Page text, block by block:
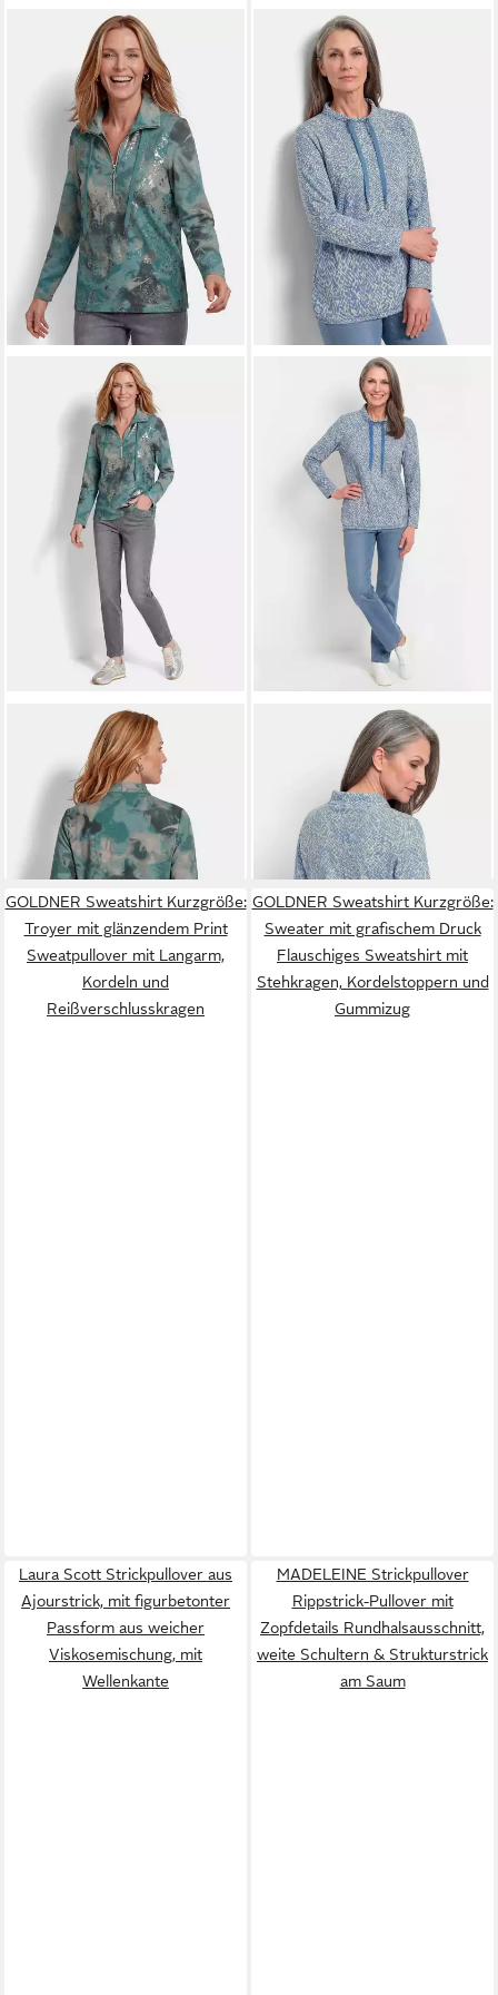
Sweatshirt Troyer
mit glänzendem Print
Sweatpullover mit Langarm,
Kordeln und
Reißverschlusskragen
ab 69,99 € UVP99,99 €
Sweatshirt
Sweater mit grafischem
Druck Flauschiges Sweatshirt
mit Stehkragen,
Kordelstoppern und
Gummizug
ab 55,99 € UVP79,99 €
GOLDNER Sweatshirt Kurzgröße:
Troyer mit glänzendem Print
Sweatpullover mit Langarm,
Kordeln und
Reißverschlusskragen
GOLDNER Sweatshirt Kurzgröße:
Sweater mit grafischem Druck
Flauschiges Sweatshirt mit
Stehkragen, Kordelstoppern und
Gummizug
Laura Scott Strickpullover aus
Ajourstrick, mit figurbetonter
Passform aus weicher
Viskosemischung, mit
Wellenkante
MADELEINE Strickpullover
Rippstrick-Pullover mit
Zopfdetails Rundhalsausschnitt,
weite Schultern & Strukturstrick
am Saum